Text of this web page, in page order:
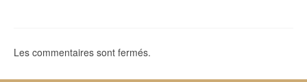
Les commentaires sont fermés.